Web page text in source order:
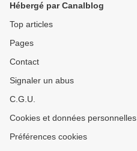
Hébergé par Canalblog
Top articles
Pages
Contact
Signaler un abus
C.G.U.
Cookies et données personnelles
Préférences cookies